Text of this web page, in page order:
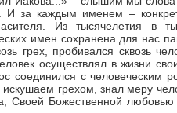
за каждым именем –
Из тысячелетия в
имен сохранена для нас
грех, пробивался сквозь
осуществлял в жизни
соединился с человеческим
грехом, знал меру
Своей Божественной